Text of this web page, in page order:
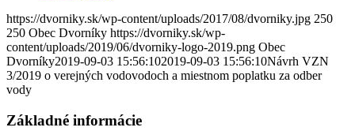
https://dvorniky.sk/wp-content/uploads/2017/08/dvorniky.jpg 250
250 Obec Dvorníky https://dvorniky.sk/wp-
content/uploads/2019/06/dvorniky-logo-2019.png Obec
Dvorníky2019-09-03 15:56:102019-09-03 15:56:10Návrh VZN
3/2019 o verejných vodovodoch a miestnom poplatku za odber
vody
Základné informácie